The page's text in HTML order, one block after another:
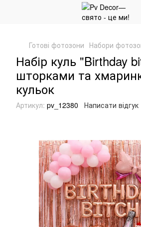
Готові фотозони Набори
Набір куль "Birthday
шторками та
кульок
Артикул: pv_12380 Написати відгук